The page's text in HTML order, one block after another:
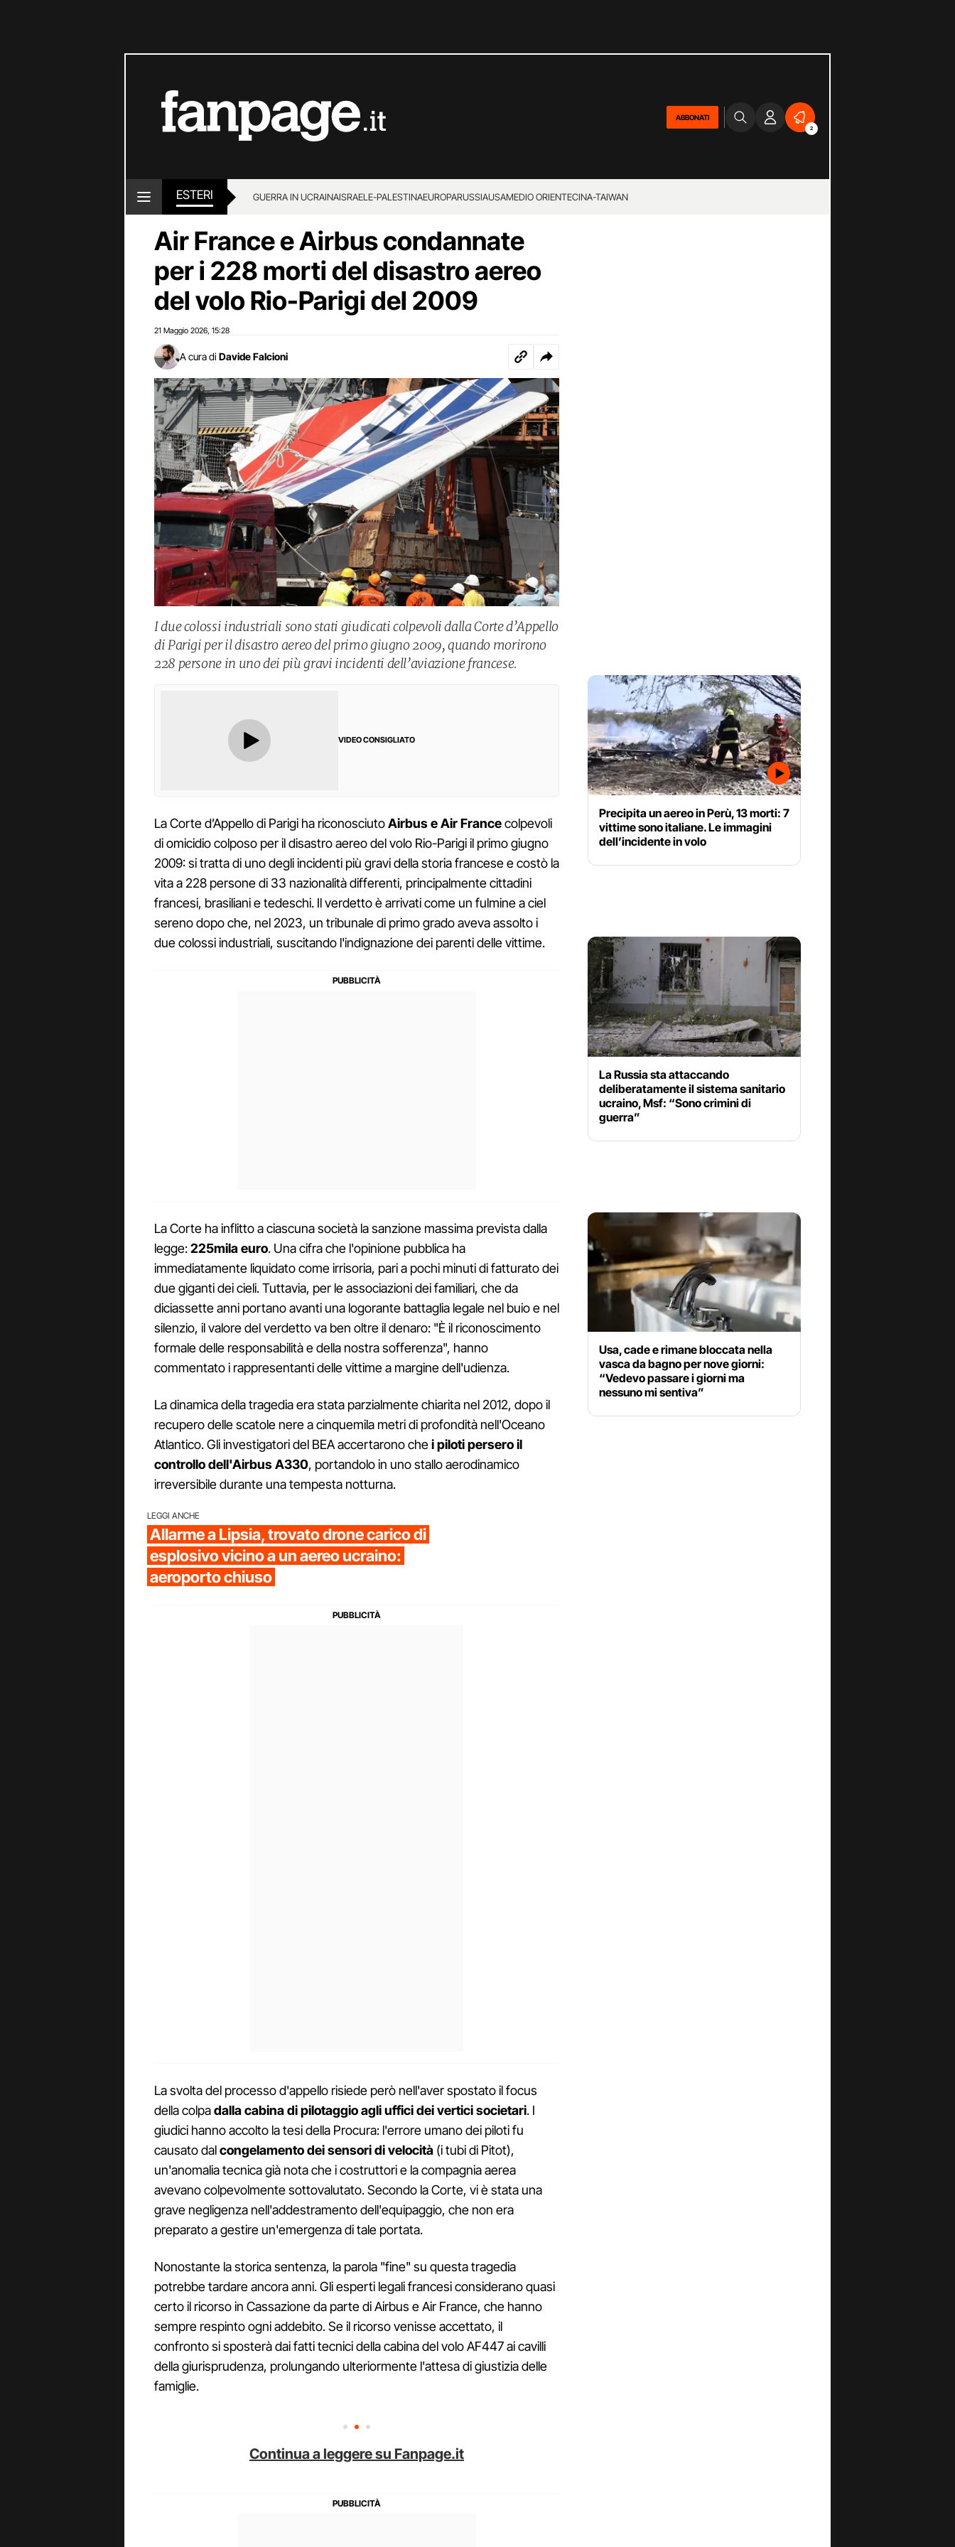
ABBONATI
2
ESTERI GUERRA IN UCRAINAISRAELE-PALESTINAEUROPARUSSIAUSAMEDIO ORIENTECINA-TAIWAN
Air France e Airbus condannate
per i 228 morti del disastro aereo
del volo Rio-Parigi del 2009
21 Maggio 2026 15:28
A cura di Davide Falcioni
I due colossi industriali sono stati giudicati colpevoli dalla Corte d’Appello
di Parigi per il disastro aereo del primo giugno 2009, quando morirono
228 persone in uno dei più gravi incidenti dell’aviazione francese.
VIDEO CONSIGLIATO
La Corte d’Appello di Parigi ha riconosciutoAirbus e Air Francecolpevoli
di omicidio colposo per il disastro aereo del volo Rio-Parigi il primo giugno
2009: si tratta di uno degli incidenti più gravi della storia francese e costò la
vita a 228 persone di 33 nazionalità differenti, principalmente cittadini
francesi, brasiliani e tedeschi. Il verdetto è arrivati come un fulmine a ciel
sereno dopo che, nel 2023, un tribunale di primo grado aveva assolto i
due colossi industriali, suscitando l'indignazione dei parenti delle vittime.
La Corte ha inflitto a ciascuna società la sanzione massima prevista dalla
legge:225mila euro. Una cifra che l'opinione pubblica ha
immediatamente liquidato come irrisoria, pari a pochi minuti di fatturato dei
due giganti dei cieli. Tuttavia, per le associazioni dei familiari, che da
diciassette anni portano avanti una logorante battaglia legale nel buio e nel
silenzio, il valore del verdetto va ben oltre il denaro: "È il riconoscimento
formale delle responsabilità e della nostra sofferenza", hanno
commentato i rappresentanti delle vittime a margine dell'udienza.
La dinamica della tragedia era stata parzialmente chiarita nel 2012, dopo il
recupero delle scatole nere a cinquemila metri di profondità nell'Oceano
Atlantico. Gli investigatori del BEA accertarono chei piloti persero il
controllo dell'Airbus A330, portandolo in uno stallo aerodinamico
irreversibile durante una tempesta notturna.
LEGGI ANCHE
Allarme a Lipsia, trovato drone carico di
esplosivo vicino a un aereo ucraino:
aeroporto chiuso
La svolta del processo d'appello risiede però nell'aver spostato il focus
della colpadalla cabina di pilotaggio agli uffici dei vertici societari. I
giudici hanno accolto la tesi della Procura: l'errore umano dei piloti fu
causato dalcongelamento dei sensori di velocità (i tubi di Pitot),
un'anomalia tecnica già nota che i costruttori e la compagnia aerea
avevano colpevolmente sottovalutato. Secondo la Corte, vi è stata una
grave negligenza nell'addestramento dell'equipaggio, che non era
preparato a gestire un'emergenza di tale portata.
Nonostante la storica sentenza, la parola "fine" su questa tragedia
potrebbe tardare ancora anni. Gli esperti legali francesi considerano quasi
certo il ricorso in Cassazione da parte di Airbus e Air France, che hanno
sempre respinto ogni addebito. Se il ricorso venisse accettato, il
confronto si sposterà dai fatti tecnici della cabina del volo AF447 ai cavilli
della giurisprudenza, prolungando ulteriormente l'attesa di giustizia delle
famiglie.
Continua a leggere su Fanpage.it
Precipita un aereo in Perù, 13 morti: 7
vittime sono italiane. Le immagini
dell’incidente in volo
La Russia sta attaccando
deliberatamente il sistema sanitario
ucraino, Msf: “Sono crimini di
guerra”
Usa, cade e rimane bloccata nella
vasca da bagno per nove giorni:
“Vedevo passare i giorni ma
nessuno mi sentiva”